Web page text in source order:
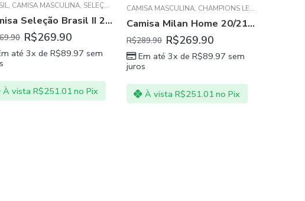
CF,MACCABI HAIFA,MACCABI TEL AVIV,PRESTON NORTH,STADE RENNAIS
MASCULINA
, CAMISA MASCULINA, SELEÇÕES DAS AMÉRICAS - SUL E NORTE
Camisa Seleção Brasil II 20/21 s/n° Torcedor Nike Masculina – Azul e amarelo
R$269.90
até 3x de R$89.97 sem
À vista R$251.01 no Pix
CAMISA MASCULINA, CHAMPIONS LEAGUE
Camisa Milan Home 20/21 Masculina Vermelho Preto
R$289.90 R$269.90
Em até 3x de R$89.97 sem
juros
À vista R$251.01 no Pix